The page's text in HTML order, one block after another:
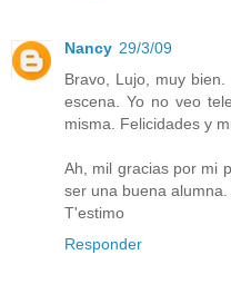
Nancy 29/3/09
Bravo, Lujo, muy
escena. Yo no veo
misma. Felicidades y
Ah, mil gracias por mi
ser una buena alumna.
T'estimo
Responder